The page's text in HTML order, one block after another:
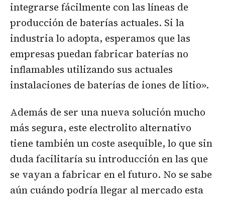
integrarse fácilmente con las líneas de
producción de baterías actuales. Si la
industria lo adopta, esperamos que las
empresas puedan fabricar baterías no
inflamables utilizando sus actuales
instalaciones de baterías de iones de litio».
Además de ser una nueva solución mucho
más segura, este electrolito alternativo
tiene también un coste asequible, lo que sin
duda facilitaría su introducción en las que
se vayan a fabricar en el futuro. No se sabe
aún cuándo podría llegar al mercado esta